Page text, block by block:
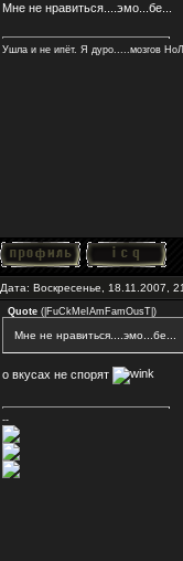
Мне не нравиться....эмо...бе...
Ушла и не ипёт. Я дуро.....мозгов
Дата: Воскресенье, 18.11.2007,
Quote ( |FuCkMeIAmFamOusT| )
Мне не нравиться....эмо...бе...
о вкусах не спорят
--